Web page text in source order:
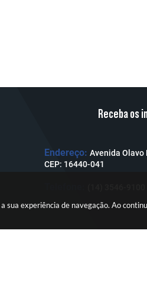
experiência de navegação. Ao
Receba os
Endereço: Avenida Olavo
CEP: 16440-041